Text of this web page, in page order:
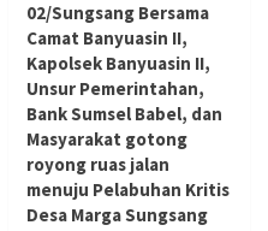
02/Sungsang Bersama
Camat Banyuasin II,
Kapolsek Banyuasin II,
Unsur Pemerintahan,
Bank Sumsel Babel, dan
Masyarakat gotong
royong ruas jalan
menuju Pelabuhan Kritis
Desa Marga Sungsang